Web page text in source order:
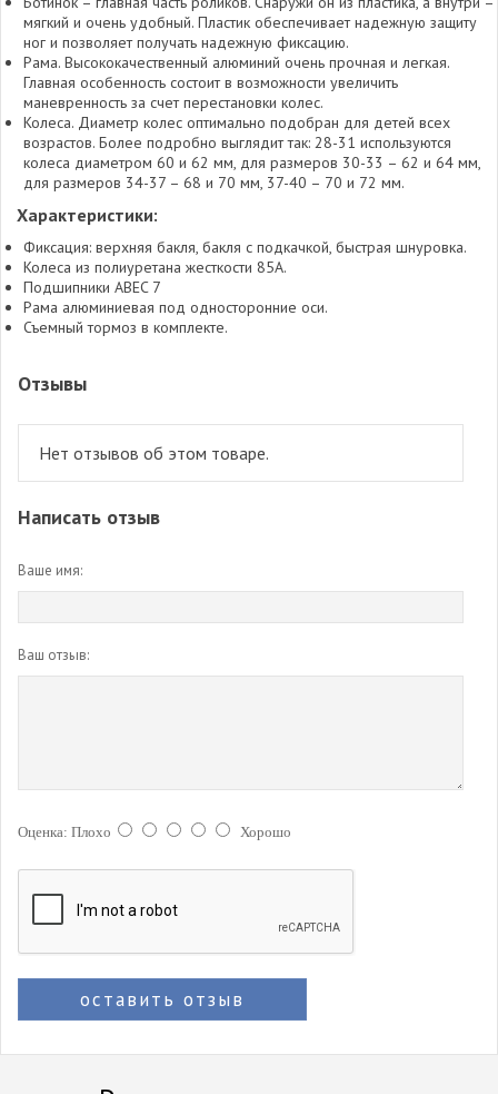
мягкий и очень удобный. Пластик обеспечивает надежную защиту
ног и позволяет получать надежную фиксацию.
Рама. Высококачественный алюминий очень прочная и легкая.
Главная особенность состоит в возможности увеличить
маневренность за счет перестановки колес.
Колеса. Диаметр колес оптимально подобран для детей всех
возрастов. Более подробно выглядит так: 28-31 используются
колеса диаметром 60 и 62 мм, для размеров 30-33 – 62 и 64 мм,
для размеров 34-37 – 68 и 70 мм, 37-40 – 70 и 72 мм.
Характеристики:
Фиксация: верхняя бакля, бакля с подкачкой, быстрая шнуровка.
Колеса из полиуретана жесткости 85А.
Подшипники ABEC 7
Рама алюминиевая под односторонние оси.
Съемный тормоз в комплекте.
Отзывы
Нет отзывов об этом товаре.
Написать отзыв
Ваше имя:
Ваш отзыв:
Оценка: Плохо Хорошо
оставить отзыв